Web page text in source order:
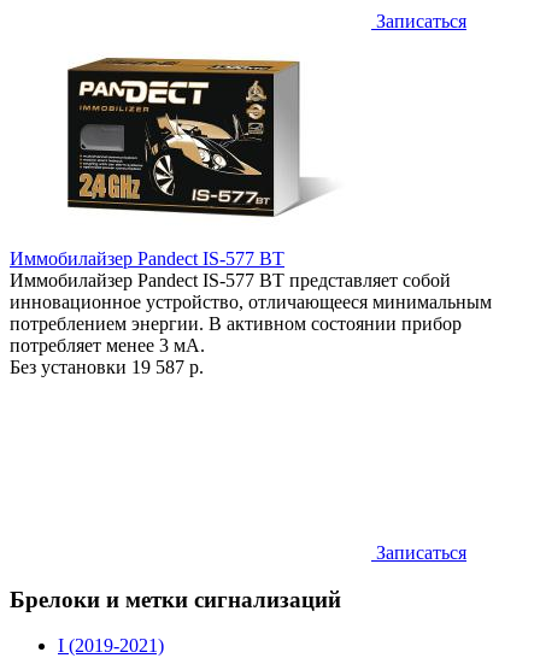
Записаться
Иммобилайзер Pandect IS-577 BT
Иммобилайзер Pandect IS-577 BT представляет собой
инновационное устройство, отличающееся минимальным
потреблением энергии. В активном состоянии прибор
потребляет менее 3 мА.
Без установки 19 587 р.
Записаться
Брелоки и метки сигнализаций
I (2019-2021)